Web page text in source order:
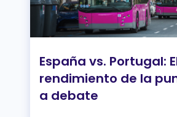
España vs. Portugal:
rendimiento de la
a debate